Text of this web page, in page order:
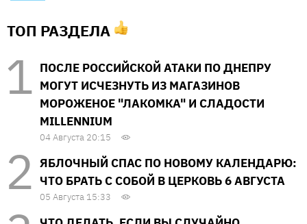
ТОП РАЗДЕЛА
ПОСЛЕ РОССИЙСКОЙ АТАКИ ПО ДНЕПРУ
МОГУТ ИСЧЕЗНУТЬ ИЗ МАГАЗИНОВ
МОРОЖЕНОЕ "ЛАКОМКА" И СЛАДОСТИ
MILLENNIUM
04 Августа 20:15
ЯБЛОЧНЫЙ СПАС ПО НОВОМУ КАЛЕНДАРЮ:
ЧТО БРАТЬ С СОБОЙ В ЦЕРКОВЬ 6 АВГУСТА
05 Августа 15:33